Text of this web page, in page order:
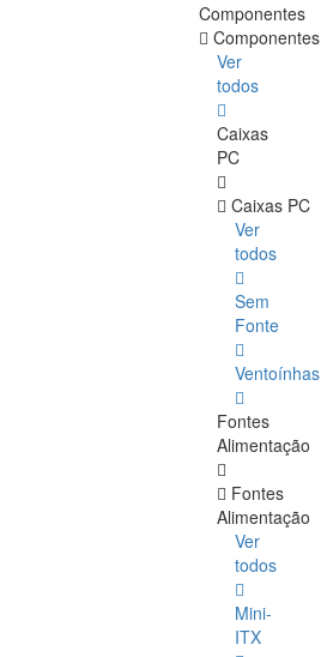
Componentes
Componentes
Ver
todos
Caixas
PC
Caixas PC
Ver
todos
Sem
Fonte
Ventoínhas
Fontes
Alimentação
Fontes
Alimentação
Ver
todos
Mini-
ITX